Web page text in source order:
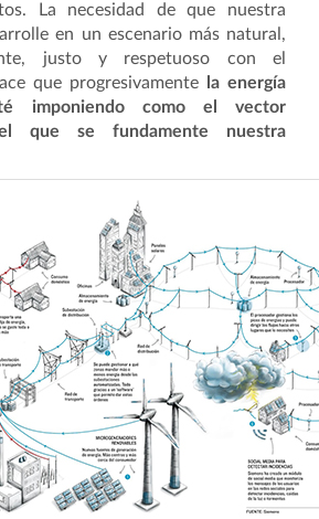
La necesidad de que nuestra
en un escenario más natural,
justo y respetuoso con el
que progresivamente
la energía
imponiendo como el vector
que se fundamente nuestra